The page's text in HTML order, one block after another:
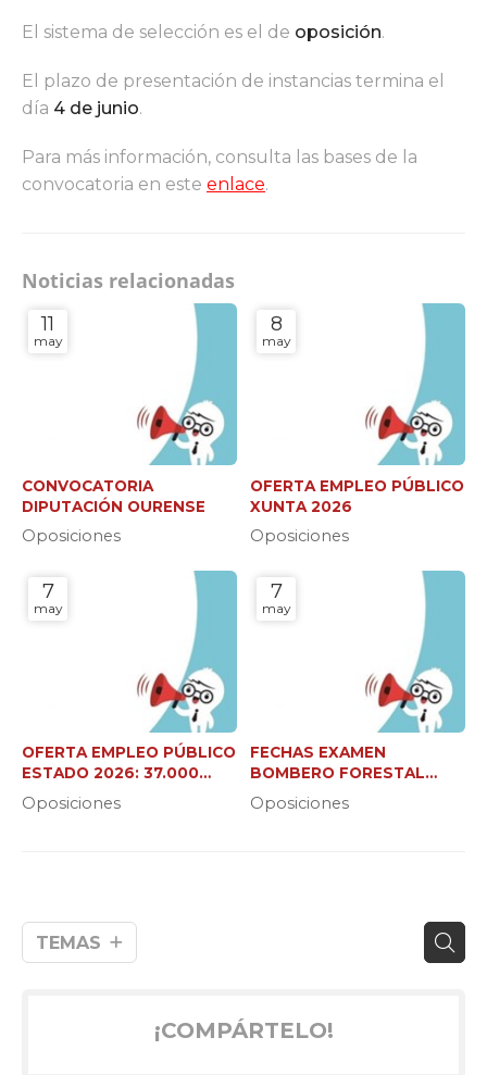
TEMAS
El sistema de selección es el de oposición.
El plazo de presentación de instancias termina el
día 4 de junio.
Para más información, consulta las bases de la
convocatoria en este enlace.
Noticias relacionadas
11
may
CONVOCATORIA
DIPUTACIÓN OURENSE
Oposiciones
8
may
OFERTA EMPLEO PÚBLICO
XUNTA 2026
Oposiciones
7
may
OFERTA EMPLEO PÚBLICO
ESTADO 2026: 37.000
NUEVAS PLAZAS
Oposiciones
7
may
FECHAS EXAMEN
BOMBERO FORESTAL
XUNTA (C2 Y JEFE DE
BRIGADA)
Oposiciones
¡COMPÁRTELO!